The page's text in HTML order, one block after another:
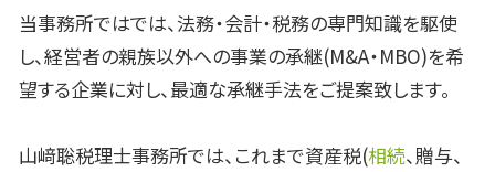
当事務所ではでは、法務・会計・税務の専門知識を駆使
し、経営者の親族以外への事業の承継(M&A・MBO)を希
望する企業に対し、最適な承継手法をご提案致します。
山﨑聡税理士事務所では、これまで資産税(相続、贈与、